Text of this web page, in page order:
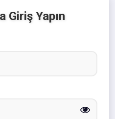
Giriş Yapın